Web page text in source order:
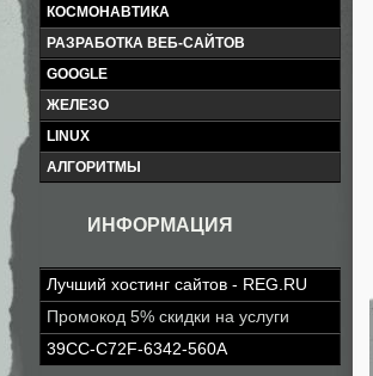
КОСМОНАВТИКА
РАЗРАБОТКА ВЕБ-САЙТОВ
GOOGLE
ЖЕЛЕЗО
LINUX
АЛГОРИТМЫ
ИНФОРМАЦИЯ
Лучший хостинг сайтов - REG.RU
Промокод 5% скидки на услуги
39CC-C72F-6342-560A